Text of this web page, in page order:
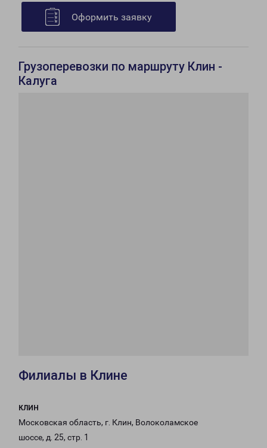
Оформить заявку
Грузоперевозки по маршруту Клин -
Калуга
Филиалы в Клине
КЛИН
Московская область, г. Клин, Волоколамское
шоссе, д. 25, стр. 1